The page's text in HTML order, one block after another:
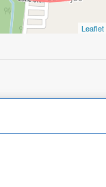
Leaflet